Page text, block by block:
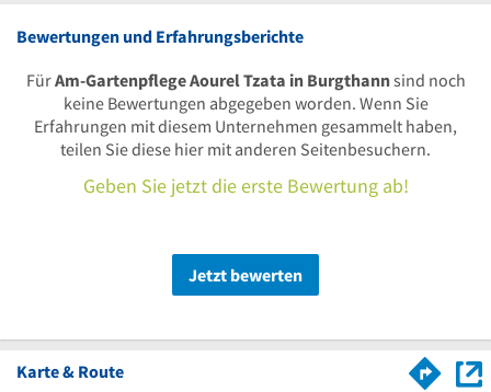
Bewertungen und Erfahrungsberichte
FürAm-Gartenpflege Aourel Tzata in Burgthannsind noch
keine Bewertungen abgegeben worden. Wenn Sie
Erfahrungen mit diesem Unternehmen gesammelt haben,
teilen Sie diese hier mit anderen Seitenbesuchern.
Geben Sie jetzt die erste Bewertung ab!
Jetzt bewerten
Karte & Route